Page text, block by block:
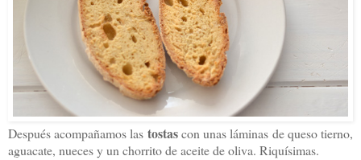
Después acompañamos las tostascon unas láminas de queso tierno,
aguacate, nueces y un chorrito de aceite de oliva. Riquísimas.